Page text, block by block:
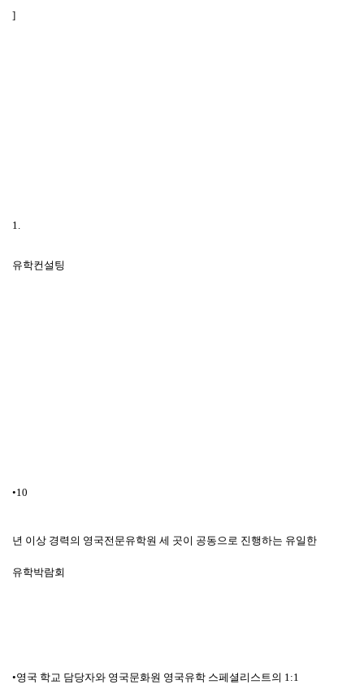
]
1.
유학컨설팅
•10
년 이상 경력의 영국전문유학원 세 곳이 공동으로 진행하는 유일한
유학박람회
•영국 학교 담당자와 영국문화원 영국유학 스페셜리스트의 1:1